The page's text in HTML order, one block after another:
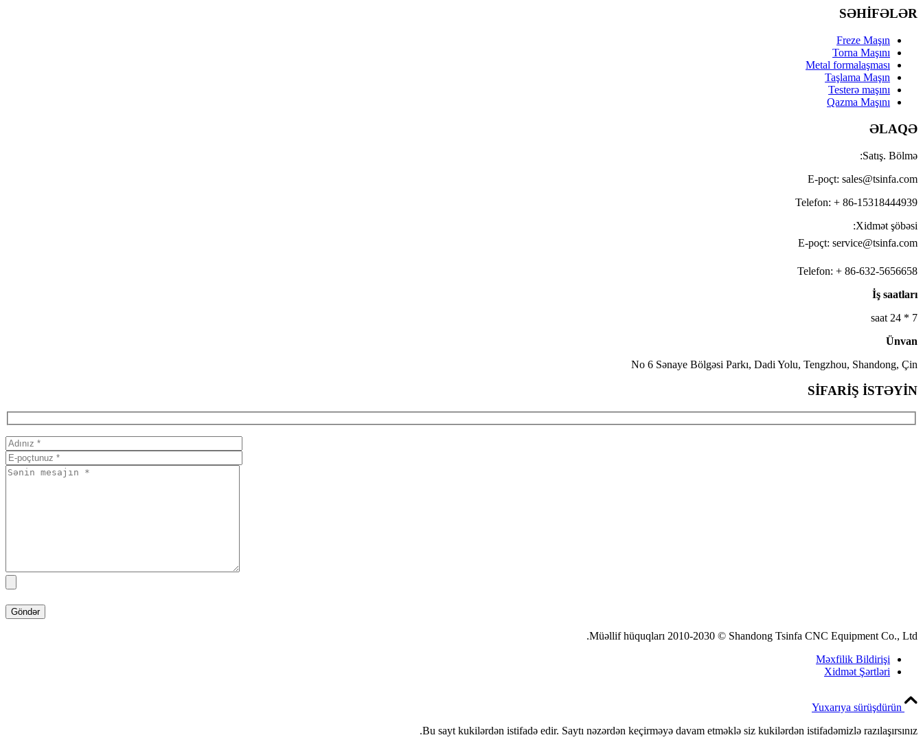
SƏHİFƏLƏR
Freze Maşın
Torna Maşını
Metal formalaşması
Taşlama Maşın
Testerə maşını
Qazma Maşını
ƏLAQƏ
Satış. Bölmə:
E-poçt: sales@tsinfa.com
Telefon: + 86-15318444939
Xidmət şöbəsi:
E-poçt: service@tsinfa.com
Telefon: + 86-632-5656658
İş saatları
7 * 24 saat
Ünvan
No 6 Sənaye Bölgəsi Parkı, Dadi Yolu, Tengzhou, Shandong, Çin
SİFARİŞ İSTƏYİN
Müəllif hüquqları 2010-2030 © Shandong Tsinfa CNC Equipment Co., Ltd.
Məxfilik Bildirişi
Xidmət Şərtləri
Yuxarıya sürüşdürün
Bu sayt kukilərdən istifadə edir. Saytı nəzərdən keçirməyə davam etməklə siz kukilərdən istifadəmizlə razılaşırsınız.